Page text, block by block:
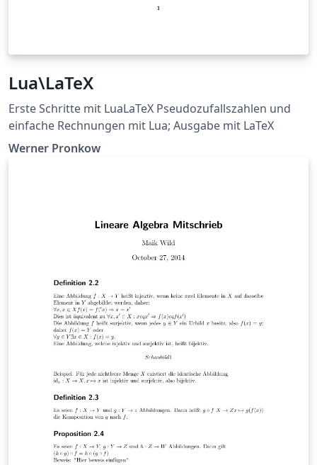
Lua\LaTeX
Erste Schritte mit LuaLaTeX Pseudozufallszahlen und
einfache Rechnungen mit Lua; Ausgabe mit LaTeX
Werner Pronkow